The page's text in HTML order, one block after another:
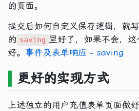
的页面。
提交后如何自定义保存逻辑，就
的 saving 里好了，如果不会，
好。 事件及表单响应 - saving
更好的实现方式
上述独立的用户充值表单页面做